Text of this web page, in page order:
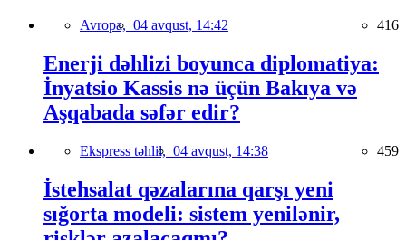
Avropa, 04 avqust, 14:42 416
Enerji dəhlizi boyunca diplomatiya:
İnyatsio Kassis nə üçün Bakıya və
Aşqabada səfər edir?
Ekspress təhlil, 04 avqust, 14:38 459
İstehsalat qəzalarına qarşı yeni
sığorta modeli: sistem yenilənir,